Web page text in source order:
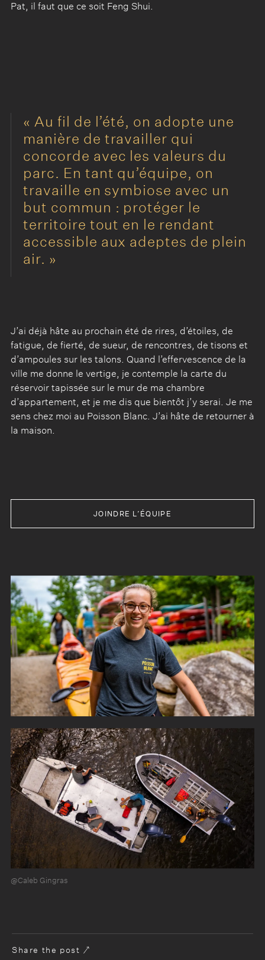
Pat, il faut que ce soit Feng Shui.
Au fil de l’été, on adopte une
manière de travailler qui
concorde avec les valeurs du
parc. En tant qu’équipe, on
travaille en symbiose avec un
but commun : protéger le
territoire tout en le rendant
accessible aux adeptes de plein
air.
J’ai déjà hâte au prochain été de rires, d’étoiles, de
fatigue, de fierté, de sueur, de rencontres, de tisons et
d’ampoules sur les talons. Quand l’effervescence de la
ville me donne le vertige, je contemple la carte du
réservoir tapissée sur le mur de ma chambre
d’appartement, et je me dis que bientôt j’y serai. Je me
sens chez moi au Poisson Blanc. J’ai hâte de retourner à
la maison.
JOINDRE L’ÉQUIPE
@Caleb Gingras
Share the post